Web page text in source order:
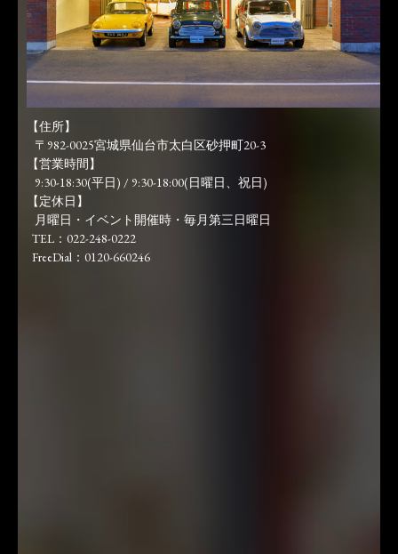
【住所】
〒982-0025宮城県仙台市太白区砂押町20-3
【営業時間】
9:30-18:30(平日) / 9:30-18:00(日曜日、祝日)
【定休日】
月曜日・イベント開催時・毎月第三日曜日
TEL：022-248-0222
FreeDial：0120-660246